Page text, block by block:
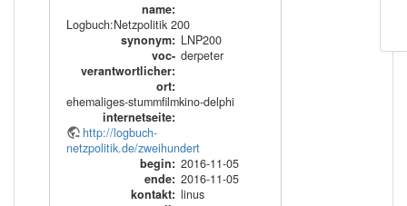
name:
Logbuch:Netzpolitik 200
synonym: LNP200
voc-
verantwortlicher:
derpeter
ort:
ehemaliges-stummfilmkino-delphi
internetseite:
http://logbuch-
netzpolitik.de/zweihundert
begin: 2016-11-05
ende: 2016-11-05
kontakt: linus